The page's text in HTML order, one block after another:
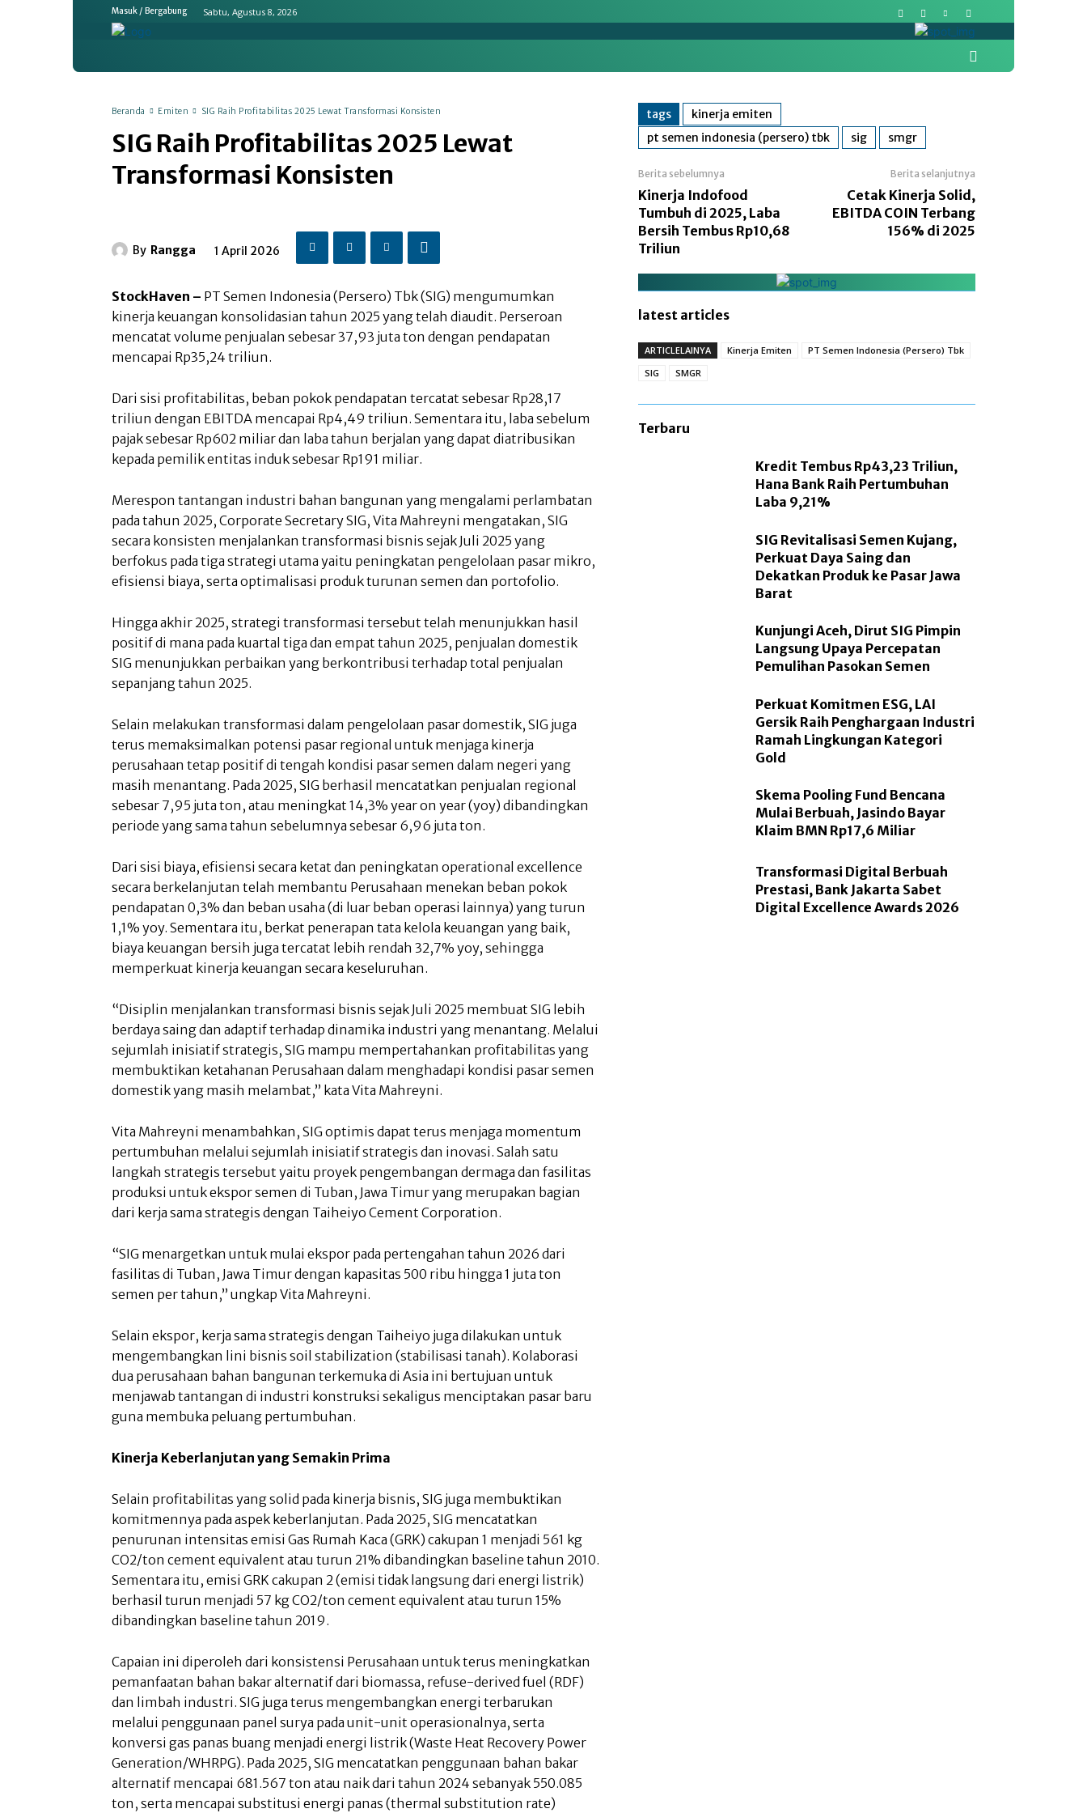
Masuk / Bergabung Sabtu, Agustus 8, 2026
Beranda Emiten SIG Raih Profitabilitas 2025 Lewat Transformasi Konsisten
SIG Raih Profitabilitas 2025 Lewat
Transformasi Konsisten
By Rangga 1 April 2026
StockHaven – PT Semen Indonesia (Persero) Tbk (SIG) mengumumkan
kinerja keuangan konsolidasian tahun 2025 yang telah diaudit. Perseroan
mencatat volume penjualan sebesar 37,93 juta ton dengan pendapatan
mencapai Rp35,24 triliun.
Dari sisi profitabilitas, beban pokok pendapatan tercatat sebesar Rp28,17
triliun dengan EBITDA mencapai Rp4,49 triliun. Sementara itu, laba sebelum
pajak sebesar Rp602 miliar dan laba tahun berjalan yang dapat diatribusikan
kepada pemilik entitas induk sebesar Rp191 miliar.
Merespon tantangan industri bahan bangunan yang mengalami perlambatan
pada tahun 2025, Corporate Secretary SIG, Vita Mahreyni mengatakan, SIG
secara konsisten menjalankan transformasi bisnis sejak Juli 2025 yang
berfokus pada tiga strategi utama yaitu peningkatan pengelolaan pasar mikro,
efisiensi biaya, serta optimalisasi produk turunan semen dan portofolio.
Hingga akhir 2025, strategi transformasi tersebut telah menunjukkan hasil
positif di mana pada kuartal tiga dan empat tahun 2025, penjualan domestik
SIG menunjukkan perbaikan yang berkontribusi terhadap total penjualan
sepanjang tahun 2025.
Selain melakukan transformasi dalam pengelolaan pasar domestik, SIG juga
terus memaksimalkan potensi pasar regional untuk menjaga kinerja
perusahaan tetap positif di tengah kondisi pasar semen dalam negeri yang
masih menantang. Pada 2025, SIG berhasil mencatatkan penjualan regional
sebesar 7,95 juta ton, atau meningkat 14,3% year on year (yoy) dibandingkan
periode yang sama tahun sebelumnya sebesar 6,96 juta ton.
Dari sisi biaya, efisiensi secara ketat dan peningkatan operational excellence
secara berkelanjutan telah membantu Perusahaan menekan beban pokok
pendapatan 0,3% dan beban usaha (di luar beban operasi lainnya) yang turun
1,1% yoy. Sementara itu, berkat penerapan tata kelola keuangan yang baik,
biaya keuangan bersih juga tercatat lebih rendah 32,7% yoy, sehingga
memperkuat kinerja keuangan secara keseluruhan.
“Disiplin menjalankan transformasi bisnis sejak Juli 2025 membuat SIG lebih
berdaya saing dan adaptif terhadap dinamika industri yang menantang. Melalui
sejumlah inisiatif strategis, SIG mampu mempertahankan profitabilitas yang
membuktikan ketahanan Perusahaan dalam menghadapi kondisi pasar semen
domestik yang masih melambat,” kata Vita Mahreyni.
Vita Mahreyni menambahkan, SIG optimis dapat terus menjaga momentum
pertumbuhan melalui sejumlah inisiatif strategis dan inovasi. Salah satu
langkah strategis tersebut yaitu proyek pengembangan dermaga dan fasilitas
produksi untuk ekspor semen di Tuban, Jawa Timur yang merupakan bagian
dari kerja sama strategis dengan Taiheiyo Cement Corporation.
“SIG menargetkan untuk mulai ekspor pada pertengahan tahun 2026 dari
fasilitas di Tuban, Jawa Timur dengan kapasitas 500 ribu hingga 1 juta ton
semen per tahun,” ungkap Vita Mahreyni.
Selain ekspor, kerja sama strategis dengan Taiheiyo juga dilakukan untuk
mengembangkan lini bisnis soil stabilization (stabilisasi tanah). Kolaborasi
dua perusahaan bahan bangunan terkemuka di Asia ini bertujuan untuk
menjawab tantangan di industri konstruksi sekaligus menciptakan pasar baru
guna membuka peluang pertumbuhan.
Kinerja Keberlanjutan yang Semakin Prima
Selain profitabilitas yang solid pada kinerja bisnis, SIG juga membuktikan
komitmennya pada aspek keberlanjutan. Pada 2025, SIG mencatatkan
penurunan intensitas emisi Gas Rumah Kaca (GRK) cakupan 1 menjadi 561 kg
CO2/ton cement equivalent atau turun 21% dibandingkan baseline tahun 2010.
Sementara itu, emisi GRK cakupan 2 (emisi tidak langsung dari energi listrik)
berhasil turun menjadi 57 kg CO2/ton cement equivalent atau turun 15%
dibandingkan baseline tahun 2019.
Capaian ini diperoleh dari konsistensi Perusahaan untuk terus meningkatkan
pemanfaatan bahan bakar alternatif dari biomassa, refuse-derived fuel (RDF)
dan limbah industri. SIG juga terus mengembangkan energi terbarukan
melalui penggunaan panel surya pada unit-unit operasionalnya, serta
konversi gas panas buang menjadi energi listrik (Waste Heat Recovery Power
Generation/WHRPG). Pada 2025, SIG mencatatkan penggunaan bahan bakar
alternatif mencapai 681.567 ton atau naik dari tahun 2024 sebanyak 550.085
ton, serta mencapai substitusi energi panas (thermal substitution rate)
tags
kinerja emiten
pt semen indonesia (persero) tbk
sig smgr
Berita sebelumnya
Kinerja Indofood
Tumbuh di 2025, Laba
Bersih Tembus Rp10,68
Triliun
Berita selanjutnya
Cetak Kinerja Solid,
EBITDA COIN Terbang
156% di 2025
latest articles
ARTICLELAINYA Kinerja Emiten
PT Semen Indonesia (Persero) Tbk
SIG
SMGR
Terbaru
Kredit Tembus Rp43,23 Triliun,
Hana Bank Raih Pertumbuhan
Laba 9,21%
SIG Revitalisasi Semen Kujang,
Perkuat Daya Saing dan
Dekatkan Produk ke Pasar Jawa
Barat
Kunjungi Aceh, Dirut SIG Pimpin
Langsung Upaya Percepatan
Pemulihan Pasokan Semen
Perkuat Komitmen ESG, LAI
Gersik Raih Penghargaan Industri
Ramah Lingkungan Kategori
Gold
Skema Pooling Fund Bencana
Mulai Berbuah, Jasindo Bayar
Klaim BMN Rp17,6 Miliar
Transformasi Digital Berbuah
Prestasi, Bank Jakarta Sabet
Digital Excellence Awards 2026